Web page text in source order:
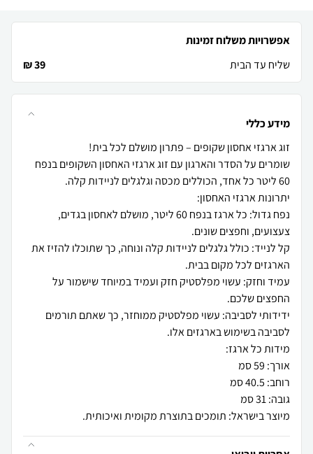
אפשרויות משלוח זמינות
שליח עד הבית
39 ₪
מידע כללי
שומרים על הסדר והארגון עם זוג ארגזי האחסון השקופים בנפח
נפח גדול: כל ארגז בנפח 60 ליטר, מושלם לאחסון בגדים,
קל לנייד: כולל גלגלים לניידות קלה ונוחה, כך שתוכלו להזיז את
עמיד וחזק: עשוי מפלסטיק חזק ועמיד במיוחד שישמור על
ידידותי לסביבה: עשוי מפלסטיק ממוחזר, כך שאתם תורמים
מיוצר בישראל: תומכים בתוצרת מקומית ואיכותית.